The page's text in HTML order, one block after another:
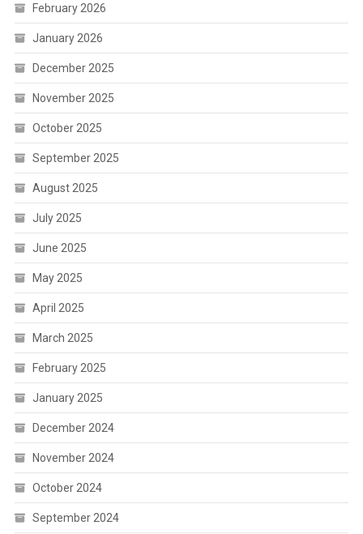
February 2026
January 2026
December 2025
November 2025
October 2025
September 2025
August 2025
July 2025
June 2025
May 2025
April 2025
March 2025
February 2025
January 2025
December 2024
November 2024
October 2024
September 2024